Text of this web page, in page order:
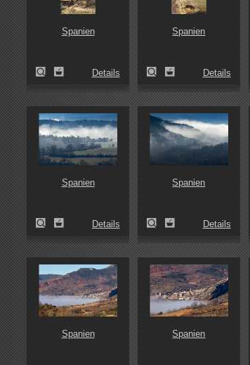
Spanien
Details
Spanien
Details
Spanien
Details
Spanien
Details
Spanien Spanien